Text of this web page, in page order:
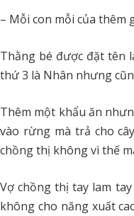
– Mỗi con mỗi của
Thằng bé được đặt tên
thứ 3 là Nhân nhưng
Thêm một khẩu ăn
vào rừng mà trả cho
chồng thị không vì thế
Vợ chồng thị tay lam
không cho năng xuất